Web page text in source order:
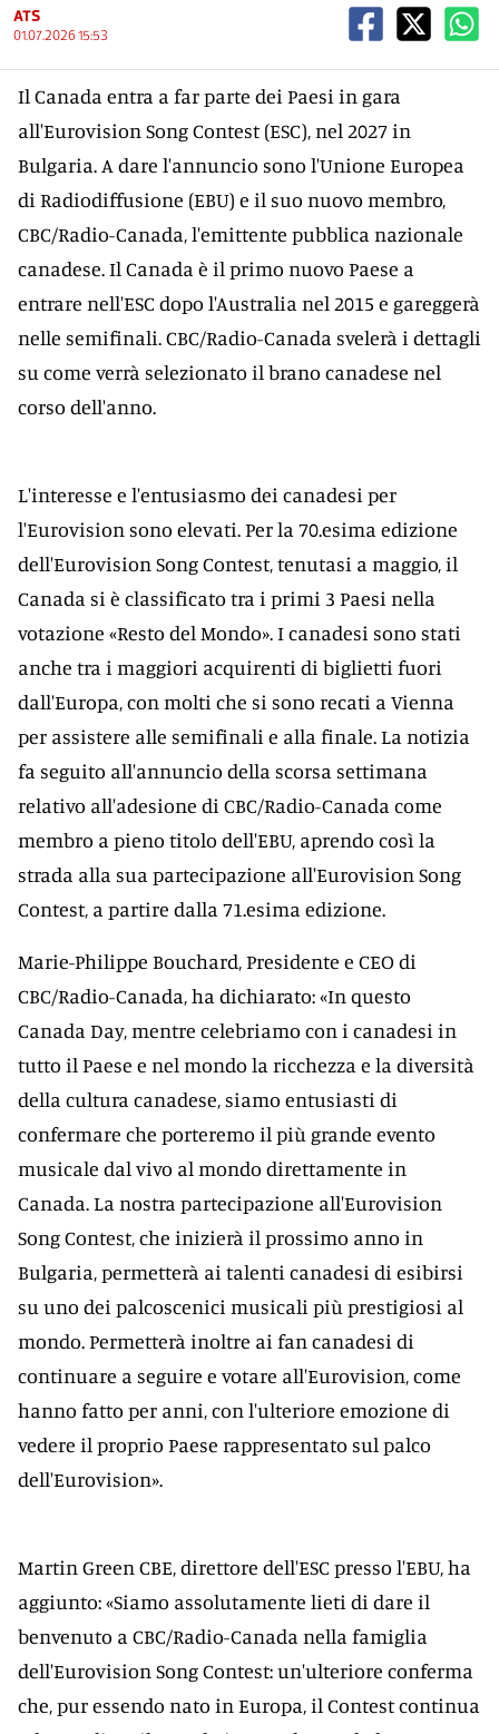
ATS
01.07.2026 15:53
Il Canada entra a far parte dei Paesi in gara
all'Eurovision Song Contest (ESC), nel 2027 in
Bulgaria. A dare l'annuncio sono l'Unione Europea
di Radiodiffusione (EBU) e il suo nuovo membro,
CBC/Radio-Canada, l'emittente pubblica nazionale
canadese. Il Canada è il primo nuovo Paese a
entrare nell'ESC dopo l'Australia nel 2015 e gareggerà
nelle semifinali. CBC/Radio-Canada svelerà i dettagli
su come verrà selezionato il brano canadese nel
corso dell'anno.
L'interesse e l'entusiasmo dei canadesi per
l'Eurovision sono elevati. Per la 70.esima edizione
dell'Eurovision Song Contest, tenutasi a maggio, il
Canada si è classificato tra i primi 3 Paesi nella
votazione «Resto del Mondo». I canadesi sono stati
anche tra i maggiori acquirenti di biglietti fuori
dall'Europa, con molti che si sono recati a Vienna
per assistere alle semifinali e alla finale. La notizia
fa seguito all'annuncio della scorsa settimana
relativo all'adesione di CBC/Radio-Canada come
membro a pieno titolo dell'EBU, aprendo così la
strada alla sua partecipazione all'Eurovision Song
Contest, a partire dalla 71.esima edizione.
Marie-Philippe Bouchard, Presidente e CEO di
CBC/Radio-Canada, ha dichiarato: «In questo
Canada Day, mentre celebriamo con i canadesi in
tutto il Paese e nel mondo la ricchezza e la diversità
della cultura canadese, siamo entusiasti di
confermare che porteremo il più grande evento
musicale dal vivo al mondo direttamente in
Canada. La nostra partecipazione all'Eurovision
Song Contest, che inizierà il prossimo anno in
Bulgaria, permetterà ai talenti canadesi di esibirsi
su uno dei palcoscenici musicali più prestigiosi al
mondo. Permetterà inoltre ai fan canadesi di
continuare a seguire e votare all'Eurovision, come
hanno fatto per anni, con l'ulteriore emozione di
vedere il proprio Paese rappresentato sul palco
dell'Eurovision».
Martin Green CBE, direttore dell'ESC presso l'EBU, ha
aggiunto: «Siamo assolutamente lieti di dare il
benvenuto a CBC/Radio-Canada nella famiglia
dell'Eurovision Song Contest: un'ulteriore conferma
che, pur essendo nato in Europa, il Contest continua